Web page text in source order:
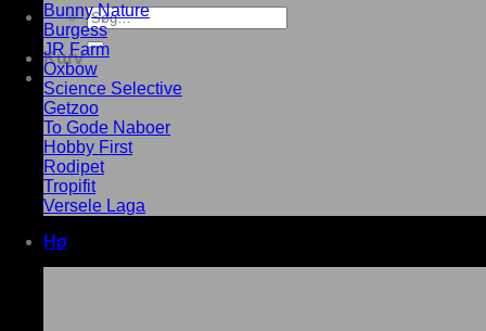
Søg
efter:
Kurv
Bunny Nature
Burgess
JR Farm
Oxbow
Science Selective
Getzoo
To Gode Naboer
Hobby First
Rodipet
Tropifit
Versele Laga
Hø